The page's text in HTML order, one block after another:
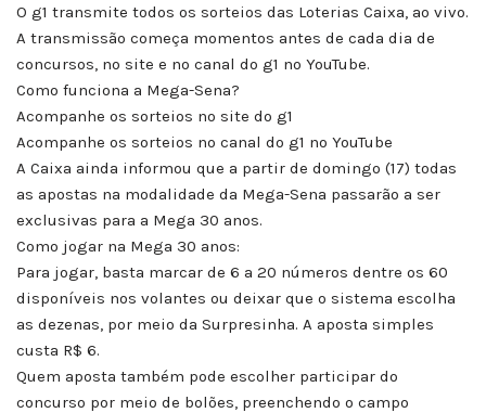
O g1 transmite todos os sorteios das Loterias Caixa, ao vivo.
A transmissão começa momentos antes de cada dia de
concursos, no site e no canal do g1 no YouTube.
Como funciona a Mega-Sena?
Acompanhe os sorteios no site do g1
Acompanhe os sorteios no canal do g1 no YouTube
A Caixa ainda informou que a partir de domingo (17) todas
as apostas na modalidade da Mega-Sena passarão a ser
exclusivas para a Mega 30 anos.
Como jogar na Mega 30 anos:
Para jogar, basta marcar de 6 a 20 números dentre os 60
disponíveis nos volantes ou deixar que o sistema escolha
as dezenas, por meio da Surpresinha. A aposta simples
custa R$ 6.
Quem aposta também pode escolher participar do
concurso por meio de bolões, preenchendo o campo